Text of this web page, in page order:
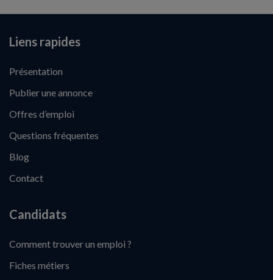
Liens rapides
Présentation
Publier une annonce
Offres d’emploi
Questions fréquentes
Blog
Contact
Candidats
Comment trouver un emploi ?
Fiches métiers